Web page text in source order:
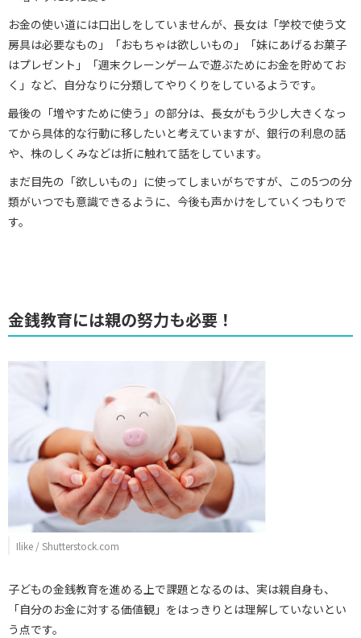
お金の使い道には口出しをしていませんが、長女は「学校で使う文
房具は必要なもの」「おもちゃは欲しいもの」「妹にあげるお菓子
はプレゼント」「週末クレーンゲームで遊ぶためにお金を貯めてお
く」など、自分なりに分類してやりくりをしているようです。
最後の「増やすために使う」の部分は、長女がもう少し大きくなっ
てから具体的な行動に移したいと考えていますが、銀行の利息の話
や、株のしくみなどは折に触れて話をしています。
まだ目先の「欲しいもの」に使ってしまいがちですが、この5つの分
類がいつでも意識できるように、今後も声かけをしていくつもりで
す。
金銭教育には親の努力も必要！
Ilike / Shutterstock.com
子どもの金銭教育を進める上で課題となるのは、実は親自身も、
「自分のお金に対する価値観」をはっきりとは理解していないとい
う点です。